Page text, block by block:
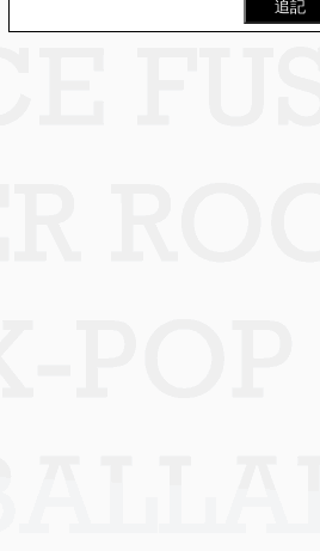
追記